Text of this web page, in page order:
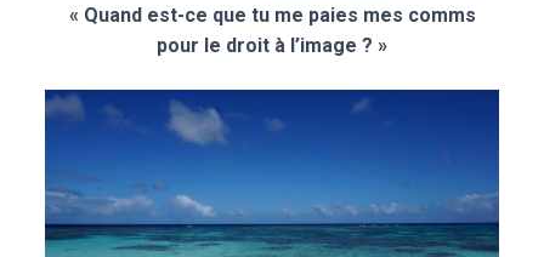
« Quand est-ce que tu me paies mes comms
pour le droit à l’image ? »